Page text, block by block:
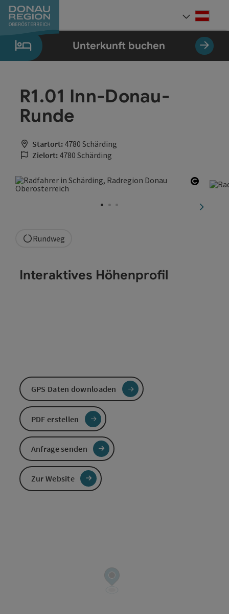
Zum Inhalt
Zur Navigation
Zum Seitenanfang
Zur Kontaktseite
Zum Impressum
Zur Startseite
Unterkunft buchen
R1.01 Inn-Donau-
Runde
Startort: 4780 Schärding
Zielort: 4780 Schärding
Rundweg
Interaktives Höhenprofil
GPS Daten downloaden
PDF erstellen
Anfrage senden
Zur Website